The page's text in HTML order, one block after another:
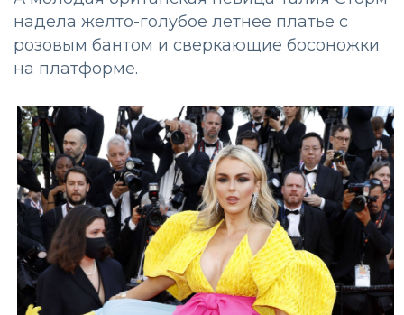
надела желто-голубое летнее платье с
розовым бантом и сверкающие босоножки
на платформе.